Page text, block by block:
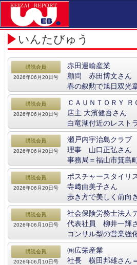
いんたびゅう
購読会員
2026年06月20日号
赤田運輸産業
顧問 赤田博文さん
春の叙勲で旭日双光
購読会員
2026年06月20日号
ＣＡＵＮＴＯＲＹ Ｒ
店主 大濱健吾さん
白竜湖付近のレスト
購読会員
2026年06月20日号
瀬戸内宇治島クラブ
理事 山口正弘さん
事務局＝福山市箕島
購読会員
2026年06月20日号
ポスチャースタイリ
寺﨑由美子さん
歩き方で美しく前向
購読会員
2026年06月10日号
社会保険労務士法人
代表社員 柳井一輝
コンサル型の営業強
購読会員
2026年06月10日号
㈱広栄産業
社長 横田邦雄さん